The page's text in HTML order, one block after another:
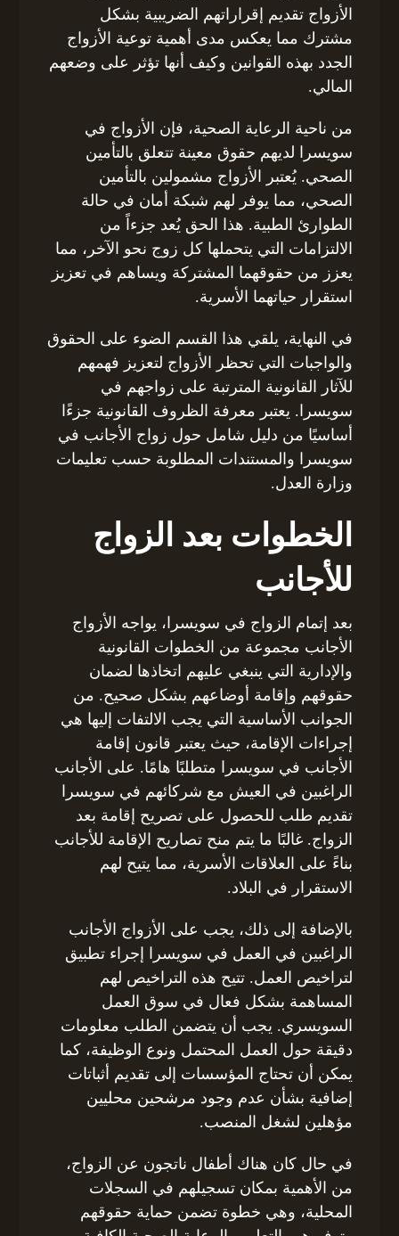
الأزواج تقديم إقراراتهم الضريبية بشكل
مشترك مما يعكس مدى أهمية توعية الأزواج
الجدد بهذه القوانين وكيف أنها تؤثر على وضعهم
المالي.
من ناحية الرعاية الصحية، فإن الأزواج في
سويسرا لديهم حقوق معينة تتعلق بالتأمين
الصحي. يُعتبر الأزواج مشمولين بالتأمين
الصحي، مما يوفر لهم شبكة أمان في حالة
الطوارئ الطبية. هذا الحق يُعد جزءاً من
الالتزامات التي يتحملها كل زوج نحو الآخر، مما
يعزز من حقوقهما المشتركة ويساهم في تعزيز
استقرار حياتهما الأسرية.
في النهاية، يلقي هذا القسم الضوء على الحقوق
والواجبات التي تحظر الأزواج لتعزيز فهمهم
للآثار القانونية المترتبة على زواجهم في
سويسرا. يعتبر معرفة الظروف القانونية جزءًا
أساسيًا من دليل شامل حول زواج الأجانب في
سويسرا والمستندات المطلوبة حسب تعليمات
وزارة العدل.
الخطوات بعد الزواج
للأجانب
بعد إتمام الزواج في سويسرا، يواجه الأزواج
الأجانب مجموعة من الخطوات القانونية
والإدارية التي ينبغي عليهم اتخاذها لضمان
حقوقهم وإقامة أوضاعهم بشكل صحيح. من
الجوانب الأساسية التي يجب الالتفات إليها هي
إجراءات الإقامة، حيث يعتبر قانون إقامة
الأجانب في سويسرا متطلبًا هامًا. على الأجانب
الراغبين في العيش مع شركائهم في سويسرا
تقديم طلب للحصول على تصريح إقامة بعد
الزواج. غالبًا ما يتم منح تصاريح الإقامة للأجانب
بناءً على العلاقات الأسرية، مما يتيح لهم
الاستقرار في البلاد.
بالإضافة إلى ذلك، يجب على الأزواج الأجانب
الراغبين في العمل في سويسرا إجراء تطبيق
لتراخيص العمل. تتيح هذه التراخيص لهم
المساهمة بشكل فعال في سوق العمل
السويسري. يجب أن يتضمن الطلب معلومات
دقيقة حول العمل المحتمل ونوع الوظيفة، كما
يمكن أن تحتاج المؤسسات إلى تقديم أثباتات
إضافية بشأن عدم وجود مرشحين محليين
مؤهلين لشغل المنصب.
في حال كان هناك أطفال ناتجون عن الزواج،
من الأهمية بمكان تسجيلهم في السجلات
المحلية، وهي خطوة تضمن حماية حقوقهم